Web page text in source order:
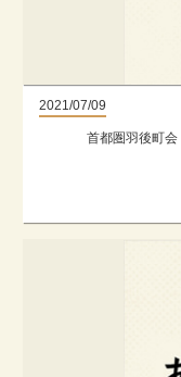
2021/07/09
首都圏羽後町